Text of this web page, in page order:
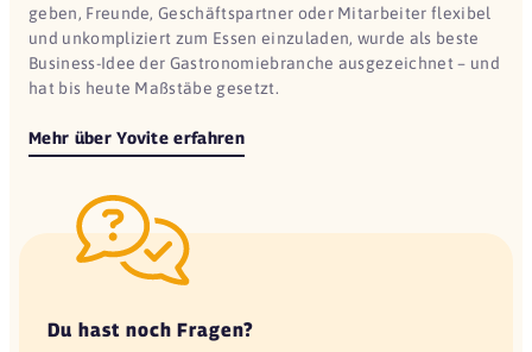
geben, Freunde, Geschäftspartner oder Mitarbeiter flexibel
und unkompliziert zum Essen einzuladen, wurde als beste
Business-Idee der Gastronomiebranche ausgezeichnet – und
hat bis heute Maßstäbe gesetzt.
Mehr über Yovite erfahren
Du hast noch Fragen?